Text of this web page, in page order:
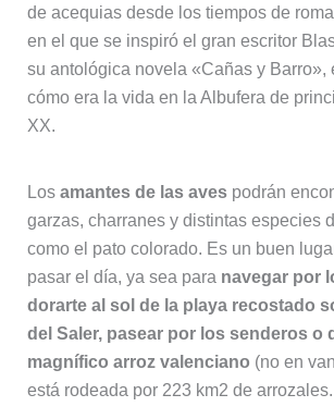
de acequias desde los tiempos de
en el que se inspiró el gran escritor
su antológica novela «Cañas y Barro»,
cómo era la vida en la Albufera de
XX.
Losamantes de las avespodrán
garzas, charranes y distintas especies
como el pato colorado. Es un buen
pasar el día, ya sea para navegar por
dorarte al sol de la playa recostado
del Saler, pasear por los senderos o
magnífico arroz valenciano (no en
está rodeada por 223 km2 de arrozales.